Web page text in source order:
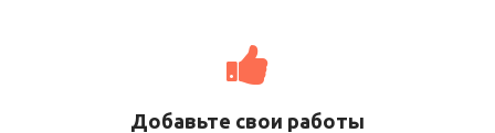
Добавьте свои работы